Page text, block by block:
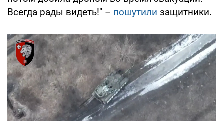
Всегда рады видеть!" – пошутили защитники.